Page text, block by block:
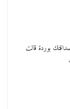
صداقتك بوردة قالت